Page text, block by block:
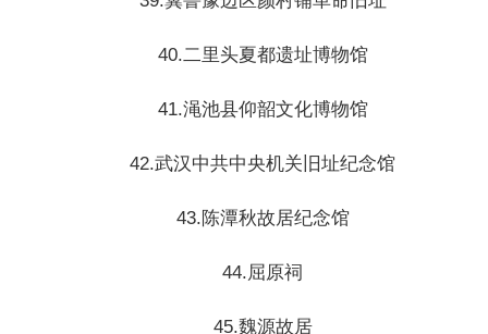
40.二里头夏都遗址博物馆
41.渑池县仰韶文化博物馆
42.武汉中共中央机关旧址纪念馆
43.陈潭秋故居纪念馆
44.屈原祠
45.魏源故居